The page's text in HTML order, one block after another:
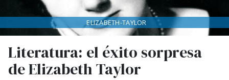
Literatura: el éxito sorpresa
de Elizabeth Taylor
ELIZABETH-TAYLOR